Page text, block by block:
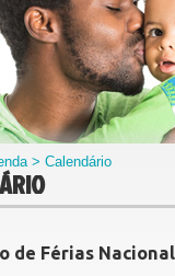
> Calendário
de Férias